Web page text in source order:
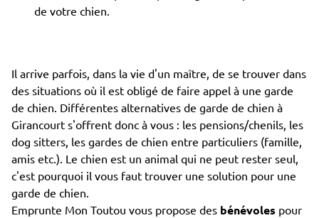
de votre chien.
Il arrive parfois, dans la vie d'un maître, de se trouver dans
des situations où il est obligé de faire appel à une garde
de chien. Différentes alternatives de garde de chien à
Girancourt s'offrent donc à vous : les pensions/chenils, les
dog sitters, les gardes de chien entre particuliers (famille,
amis etc.). Le chien est un animal qui ne peut rester seul,
c'est pourquoi il vous faut trouver une solution pour une
garde de chien.
Emprunte Mon Toutou vous propose des bénévoles pour